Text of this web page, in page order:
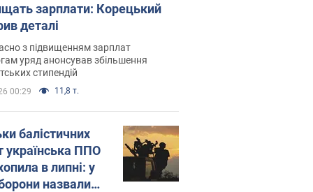
зарплати: Корецький
деталі
з підвищенням зарплат
уряд анонсував збільшення
стипендій
00:29 11,8 т.
балістичних
українська ППО
в липні: у
назвали